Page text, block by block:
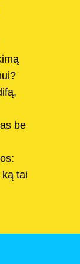
be
tai